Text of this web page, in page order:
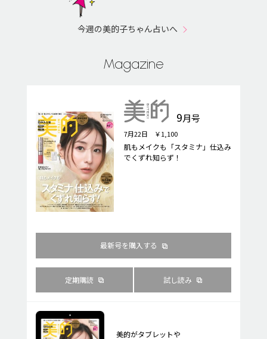
今週の美的子ちゃん占いへ
Magazine
9月号
7月22日 ￥1,100
肌もメイクも「スタミナ」仕込み
でくずれ知らず！
最新号を購入する
定期購読 試し読み
美的がタブレットや